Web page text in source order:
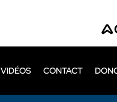
VIDÉOS CONTACT